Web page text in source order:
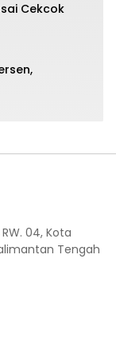
Cekcok
RW. 04, Kota
Tengah